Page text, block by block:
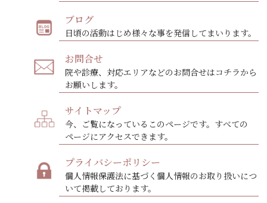
ブログ
日頃の活動はじめ様々な事を発信してまいります。
お問合せ
院や診療、対応エリアなどのお問合せはコチラから
お願いします。
サイトマップ
今、ご覧になっているこのページです。すべての
ページにアクセスできます。
プライバシーポリシー
個人情報保護法に基づく個人情報のお取り扱いにつ
いて掲載しております。